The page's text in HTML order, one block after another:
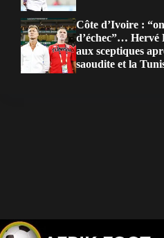
Côte d’Ivoire :
d’échec”… Hervé
aux sceptiques
saoudite et la